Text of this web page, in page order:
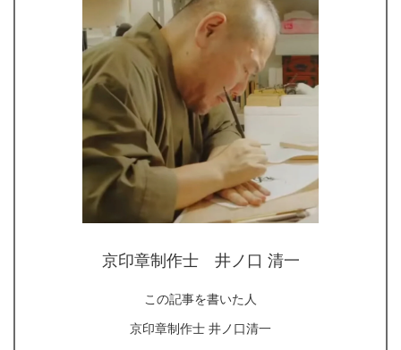
京印章制作士 井ノ口 清一
この記事を書いた人
京印章制作士 井ノ口清一